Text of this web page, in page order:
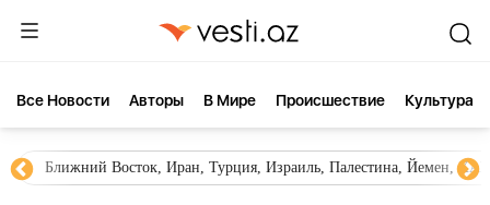
Все Новости Aвторы В Мире Происшествие Культура
Ближний Восток, Иран, Турция, Израиль, Палестина, Йемен,